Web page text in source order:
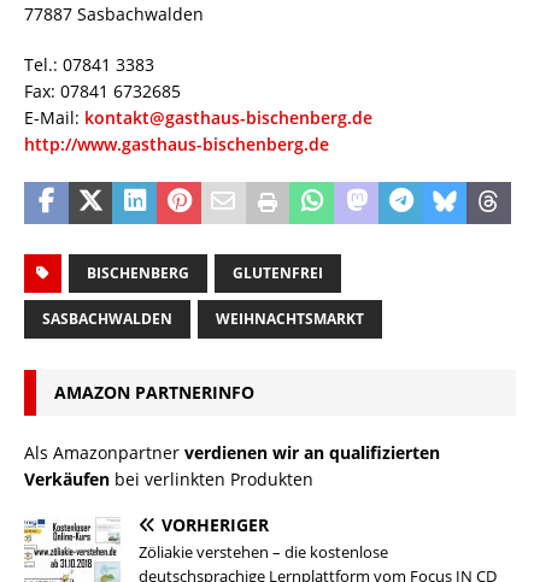
77887 Sasbachwalden
Tel.: 07841 3383
Fax: 07841 6732685
E-Mail: kontakt@gasthaus-bischenberg.de
http://www.gasthaus-bischenberg.de
BISCHENBERG GLUTENFREI
SASBACHWALDEN WEIHNACHTSMARKT
AMAZON PARTNERINFO
Als Amazonpartner verdienen wir an qualifizierten
Verkäufen bei verlinkten Produkten
VORHERIGER
Zöliakie verstehen – die kostenlose
deutschsprachige Lernplattform vom Focus IN CD